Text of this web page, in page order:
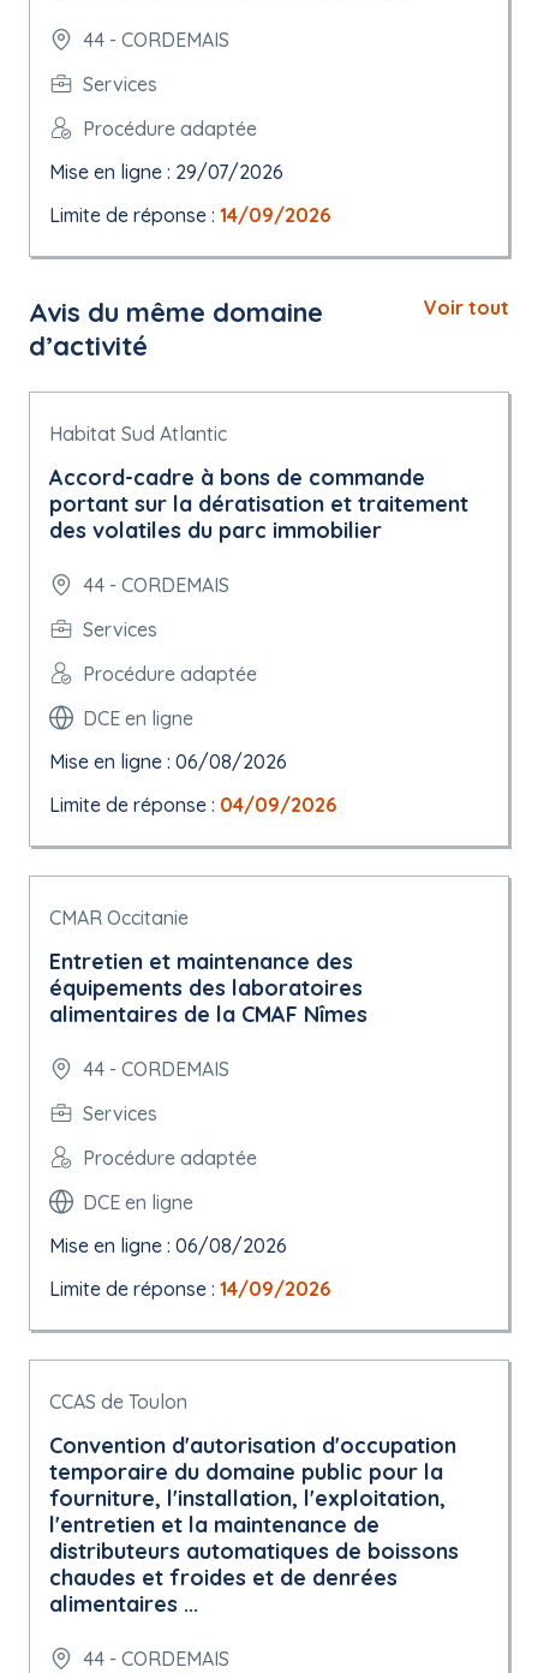
44 - CORDEMAIS
Services
Procédure adaptée
Mise en ligne : 29/07/2026
Limite de réponse : 14/09/2026
Avis du même domaine
d’activité
Voir tout
Habitat Sud Atlantic
Accord-cadre à bons de commande
portant sur la dératisation et traitement
des volatiles du parc immobilier
44 - CORDEMAIS
Services
Procédure adaptée
DCE en ligne
Mise en ligne : 06/08/2026
Limite de réponse : 04/09/2026
CMAR Occitanie
Entretien et maintenance des
équipements des laboratoires
alimentaires de la CMAF Nîmes
44 - CORDEMAIS
Services
Procédure adaptée
DCE en ligne
Mise en ligne : 06/08/2026
Limite de réponse : 14/09/2026
CCAS de Toulon
Convention d'autorisation d'occupation
temporaire du domaine public pour la
fourniture, l'installation, l'exploitation,
l'entretien et la maintenance de
distributeurs automatiques de boissons
chaudes et froides et de denrées
alimentaires ...
44 - CORDEMAIS